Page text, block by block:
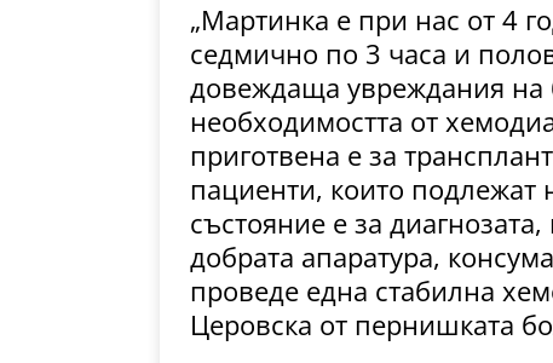
„Мартинка е при нас от 4
седмично по 3 часа и
довеждаща увреждания на
необходимостта от
приготвена е за
пациенти, които подлежат
състояние е за
добрата апаратура,
проведе една стабилна
Церовска от пернишката